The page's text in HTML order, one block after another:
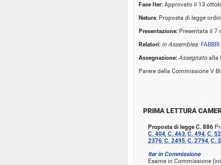
Fase Iter: Approvato il 13
Natura: Proposta di legge
Presentazione: Presentata il 7
Relatori: in Assemblea:
Assegnazione: Assegnatoalla
Parere della Commissione V
PRIMA LETTURA
Proposta di legge C. 886
C. 404, C. 463, C. 494, C.
2376, C. 2495, C. 2794, C.
Iter in Commissione
Esame in Commissione